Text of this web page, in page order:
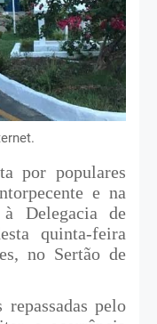
por populares
e na
Delegacia de
quinta-feira
no Sertão de
pelo